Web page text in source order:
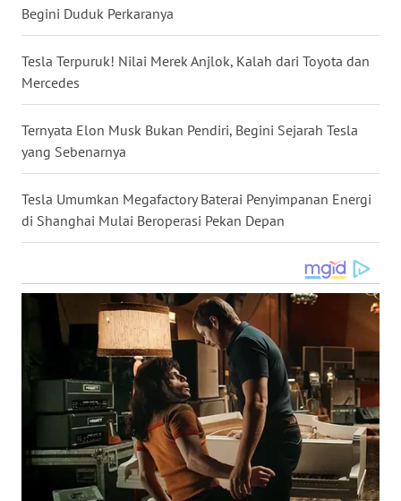
Begini Duduk Perkaranya
Tesla Terpuruk! Nilai Merek Anjlok, Kalah dari Toyota dan
Mercedes
Ternyata Elon Musk Bukan Pendiri, Begini Sejarah Tesla
yang Sebenarnya
Tesla Umumkan Megafactory Baterai Penyimpanan Energi
di Shanghai Mulai Beroperasi Pekan Depan
WN
WN
SUMSEL
WN
BENGKULU
WN
LAMPUNG
JATENG
WN
NUSANTARA
WN